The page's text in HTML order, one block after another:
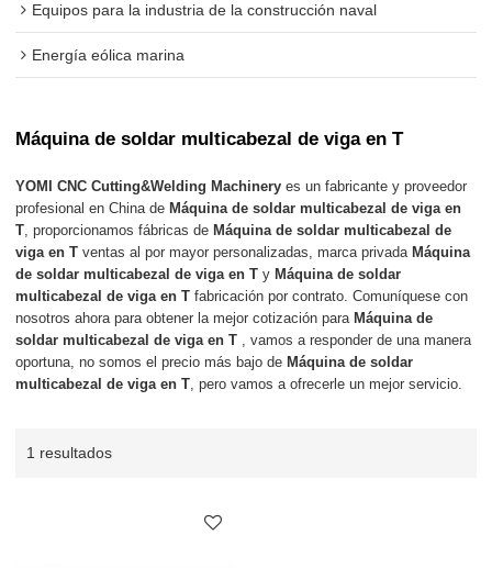
Equipos para la industria de la construcción naval
Energía eólica marina
Máquina de soldar multicabezal de viga en T
YOMI CNC Cutting&Welding Machinery es un fabricante y proveedor
profesional en China de Máquina de soldar multicabezal de viga en
T , proporcionamos fábricas de Máquina de soldar multicabezal de
viga en T ventas al por mayor personalizadas, marca privada Máquina
de soldar multicabezal de viga en T y Máquina de soldar
multicabezal de viga en T fabricación por contrato. Comuníquese con
nosotros ahora para obtener la mejor cotización para Máquina de
soldar multicabezal de viga en T , vamos a responder de una manera
oportuna, no somos el precio más bajo de Máquina de soldar
multicabezal de viga en T , pero vamos a ofrecerle un mejor servicio.
1 resultados